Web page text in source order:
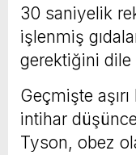
30 saniyelik
işlenmiş
gerektiğini dile
Geçmişte
intihar
Tyson, obez